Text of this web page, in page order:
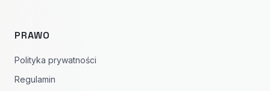
PRAWO
Polityka prywatności
Regulamin